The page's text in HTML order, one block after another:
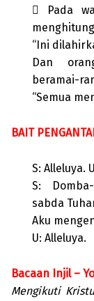
 Pada
“Ini
Dan
beramai-
“Semua
BAIT
S: Alleluya.
S:
sabda
Aku
U: Alleluya.
Bacaan Injil –
Mengikuti